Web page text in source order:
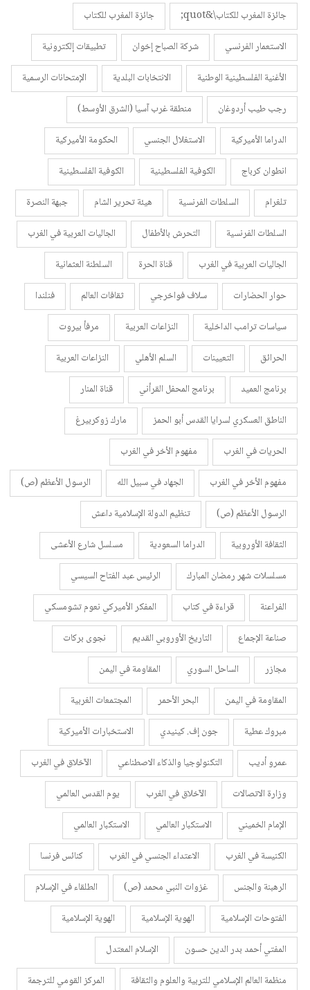
جائزة المغرب للكتاب\&quot;
جائزة المغرب للكتاب
الاستعمار الفرنسي
شركة الصباح إخوان
تطبيقات إلكترونية
الأغنية الفلسطينية الوطنية
الانتخابات البلدية
الإمتحانات الرسمية
رجب طيب أردوغان
منطقة غرب آسيا (الشرق الأوسط)
الدراما الأميركية
الاستغلال الجنسي
الحكومة الأميركية
انطوان كرباج
الكوفية الفلسطينية
الكوفية الفلسطينية
تلغرام
السلطات الفرنسية هيئة تحرير الشام
جبهة النصرة
السلطات الفرنسية
التحرش بالأطفال
الجاليات العربية في الغرب
الجاليات العربية في الغرب
قناة الحرة
السلطنة العثمانية
حوار الحضارات
سلاف فواخرجي ثقافات العالم
فنلندا
سياسات ترامب الداخلية
النزاعات العربية
مرفأ بيروت
الحرائق
التعيينات السلم الأهلي
النزاعات العربية
برنامج العميد
برنامج المحفل القرأني
قناة المنار
الناطق العسكري لسرايا القدس أبو الحمز
مارك زوكربيرغ
الحريات في الغرب
مفهوم الأخر في الغرب
مفهوم الأخر في الغرب
الجهاد في سبيل الله
الرسول الأعظم (ص)
الرسول الأعظم (ص)
تنظيم الدولة الإسلامية داعش
الثقافة الأوروبية
الدراما السعودية
مسلسل شارع الأعشى
مسلسلات شهر رمضان المبارك
الرئيس عبد الفتاح السيسي
الفراعنة
قراءة في كتاب
المفكر الأميركي نعوم تشومسكي
صناعة الإجماع
التاريخ الأوروبي القديم
نجوى بركات
مجازر
الساحل السوري
المقاومة في اليمن
المقاومة في اليمن
البحر الأحمر
المجتمعات الغربية
مبروك عطية
جون إف. كينيدي
الاستخبارات الأميركية
عمرو أديب
التكنولوجيا والذكاء الاصطناعي
الآخلاق في الغرب
وزارة الاتصالات
الآخلاق في الغرب
يوم القدس العالمي
الإمام الخميني
الاستكبار العالمي
الاستكبار العالمي
الكنيسة في الغرب
الاعتداء الجنسي في الغرب
كنائس فرنسا
الرهبنة والجنس
غزوات النبي محمد (ص)
الطلقاء في الإسلام
الفتوحات الإسلامية
الهوية الإسلامية
الهوية الإسلامية
المفتي أحمد بدر الدين حسون
الإسلام المعتدل
منظمة العالم الإسلامي للتربية والعلوم والثقافة
المركز القومي للترجمة